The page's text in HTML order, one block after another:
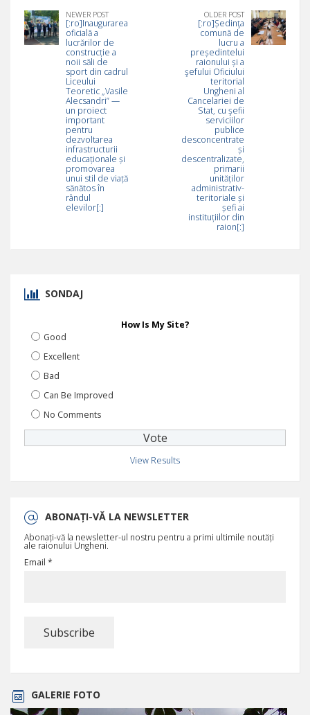
NEWER POST
[:ro]Inaugurarea
oficială a
lucrărilor de
construcție a
noii săli de
sport din cadrul
Liceului
Teoretic „Vasile
Alecsandri” —
un proiect
important
pentru
dezvoltarea
infrastructurii
educaționale și
promovarea
unui stil de viață
sănătos în
rândul
elevilor[:]
OLDER POST
[:ro]Ședinţa
comună de
lucru a
președintelui
raionului și a
şefului Oficiului
teritorial
Ungheni al
Cancelariei de
Stat, cu şefii
serviciilor
publice
desconcentrate
și
descentralizate,
primarii
unităților
administrativ-
teritoriale și
șefi ai
instituțiilor din
raion[:]
SONDAJ
How Is My Site?
Good
Excellent
Bad
Can Be Improved
No Comments
View Results
ABONAȚI-VĂ LA NEWSLETTER
Abonați-vă la newsletter-ul nostru pentru a primi ultimile noutăți
ale raionului Ungheni.
Email *
GALERIE FOTO